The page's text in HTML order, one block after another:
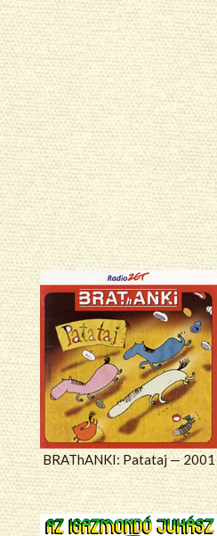
BRAThANKI: Patataj — 2001